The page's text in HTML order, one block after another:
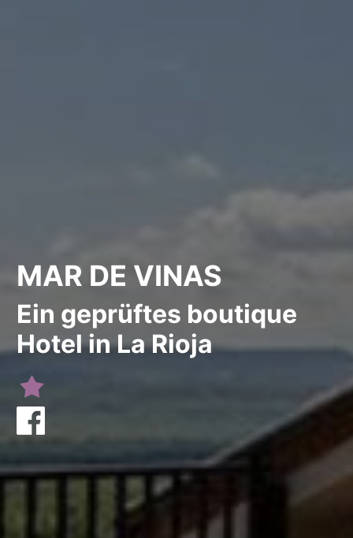
MAR DE VINAS
Ein geprüftes boutique
Hotel in La Rioja